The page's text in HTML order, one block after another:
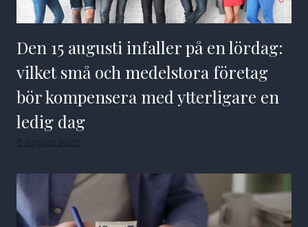
Den 15 augusti infaller på en lördag:
vilket små och medelstora företag
bör kompensera med ytterligare en
ledig dag
8 augusti 2026